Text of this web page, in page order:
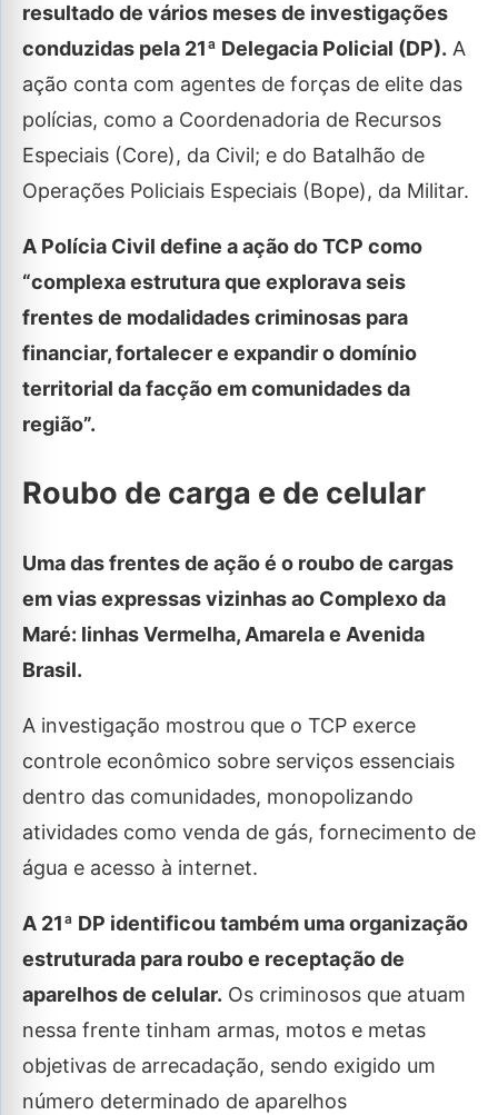
resultado de vários meses de investigações
conduzidas pela 21ª Delegacia Policial (DP). A
ação conta com agentes de forças de elite das
polícias, como a Coordenadoria de Recursos
Especiais (Core), da Civil; e do Batalhão de
Operações Policiais Especiais (Bope), da Militar.
A Polícia Civil define a ação do TCP como
“complexa estrutura que explorava seis
frentes de modalidades criminosas para
financiar, fortalecer e expandir o domínio
territorial da facção em comunidades da
região”.
Roubo de carga e de celular
Uma das frentes de ação é o roubo de cargas
em vias expressas vizinhas ao Complexo da
Maré: linhas Vermelha, Amarela e Avenida
Brasil.
A investigação mostrou que o TCP exerce
controle econômico sobre serviços essenciais
dentro das comunidades, monopolizando
atividades como venda de gás, fornecimento de
água e acesso à internet.
A 21ª DP identificou também uma organização
estruturada para roubo e receptação de
aparelhos de celular. Os criminosos que atuam
nessa frente tinham armas, motos e metas
objetivas de arrecadação, sendo exigido um
número determinado de aparelhos